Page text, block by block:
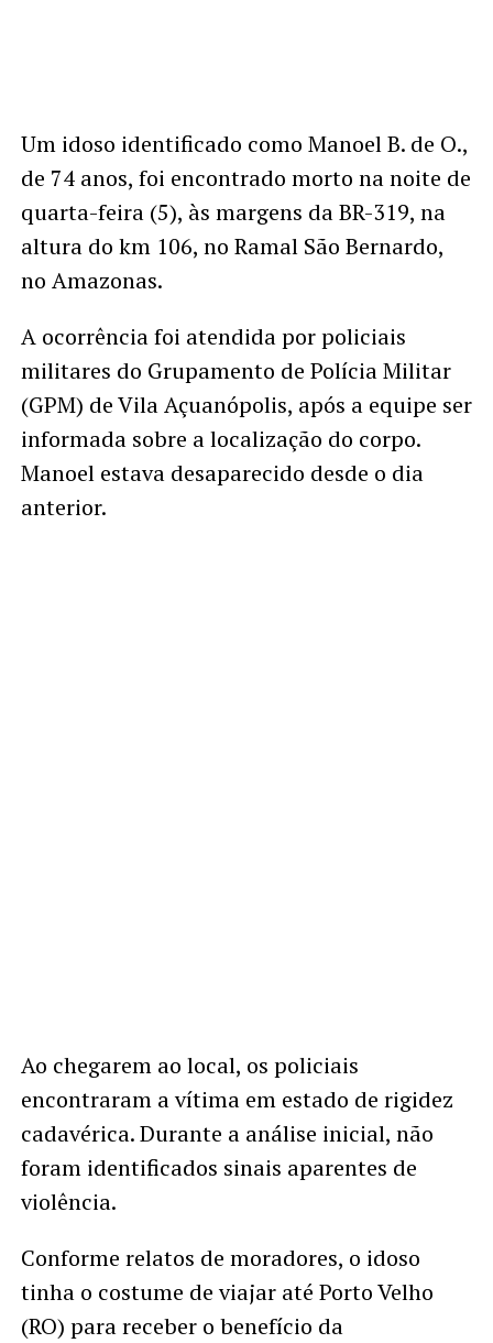
Um idoso identificado como Manoel B. de O.,
de 74 anos, foi encontrado morto na noite de
quarta-feira (5), às margens da BR-319, na
altura do km 106, no Ramal São Bernardo,
no Amazonas.
A ocorrência foi atendida por policiais
militares do Grupamento de Polícia Militar
(GPM) de Vila Açuanópolis, após a equipe ser
informada sobre a localização do corpo.
Manoel estava desaparecido desde o dia
anterior.
Ao chegarem ao local, os policiais
encontraram a vítima em estado de rigidez
cadavérica. Durante a análise inicial, não
foram identificados sinais aparentes de
violência.
Conforme relatos de moradores, o idoso
tinha o costume de viajar até Porto Velho
(RO) para receber o benefício da